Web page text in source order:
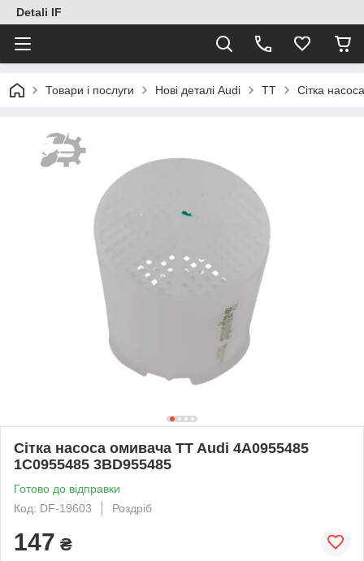
Detali IF
Товари і послуги Нові деталі Audi TT Сітка
Сітка насоса омивача TT Audi 4A0955485
1C0955485 3BD955485
Готово до відправки
Код: DF-19603
Роздріб
147 ₴